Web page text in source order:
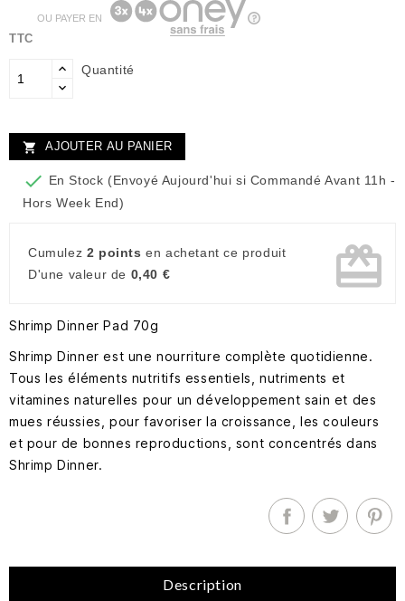
TTC
OU PAYER EN
Quantité
 AJOUTER AU PANIER
 En Stock (Envoyé Aujourd'hui si Commandé Avant 11h -
Hors Week End)
Cumulez 2 points en achetant ce produit
D'une valeur de 0,40 € card_giftcard
Shrimp Dinner Pad 70g
Shrimp Dinner est une nourriture complète quotidienne.
Tous les éléments nutritifs essentiels, nutriments et
vitamines naturelles pour un développement sain et des
mues réussies, pour favoriser la croissance, les couleurs
et pour de bonnes reproductions, sont concentrés dans
Shrimp Dinner.
Description